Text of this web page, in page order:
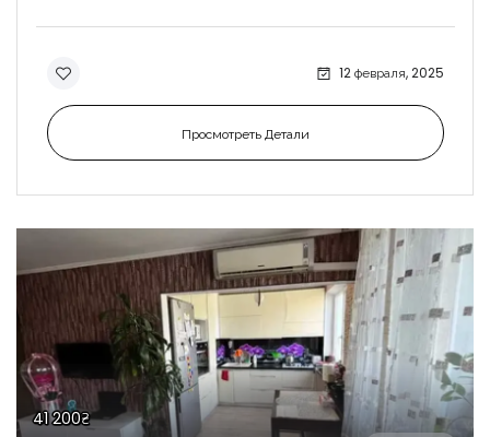
12 февраля, 2025
Просмотреть Детали
41 200₴